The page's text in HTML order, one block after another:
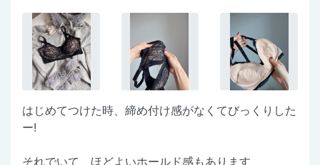
はじめてつけた時、締め付け感がなくてびっくりした
ー!
それでいて、ほどよいホールド感もあります